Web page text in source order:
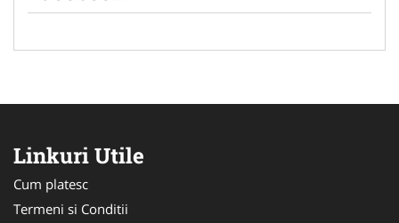
Linkuri Utile
Cum platesc
Termeni si Conditii